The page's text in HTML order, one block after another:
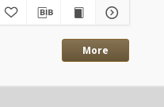
More